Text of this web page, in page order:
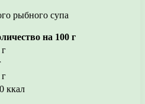
рыбного супа
на 100 г
ккал